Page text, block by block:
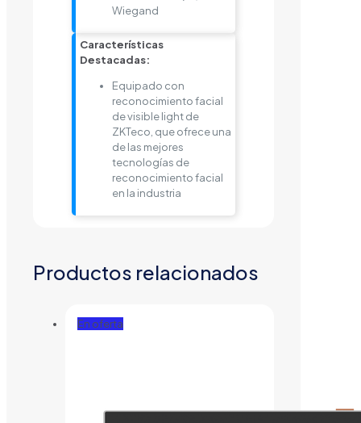
Wiegand
Características
Destacadas:
Equipado con
reconocimiento facial
de visible light de
ZKTeco, que ofrece una
de las mejores
tecnologías de
reconocimiento facial
en la industria
Productos relacionados
En oferta